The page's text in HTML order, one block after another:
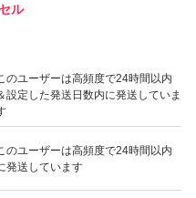
のユーザーは高頻度で24時間以内
設定した発送日数内に発送していま
のユーザーは高頻度で24時間以内
発送しています
ル
いいね！
880